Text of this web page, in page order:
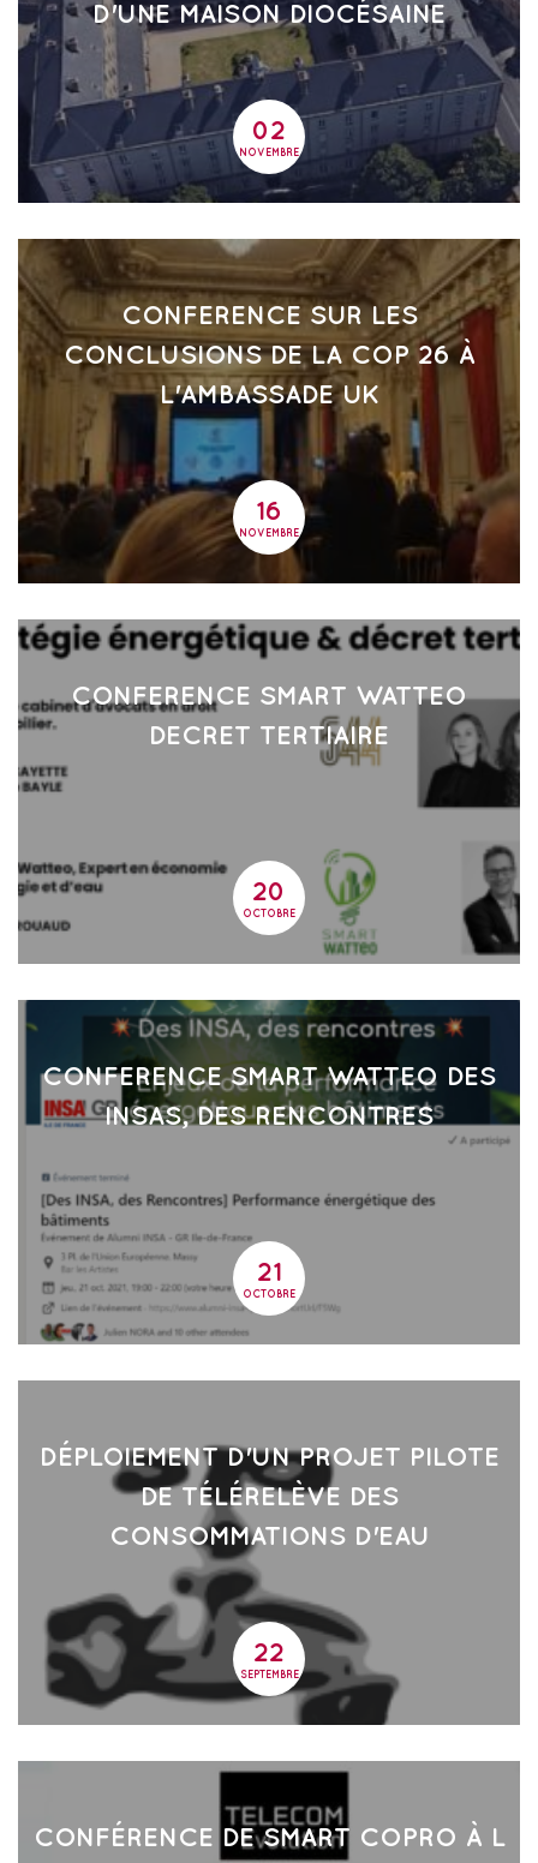
D'UNE MAISON DIOCÉSAINE
02
NOVEMBRE
02
CONFERENCE SUR LES
CONCLUSIONS DE LA COP 26 À
L'AMBASSADE UK
16
NOVEMBRE
16
CONFERENCE SMART WATTEO
DECRET TERTIAIRE
20
OCTOBRE
20
CONFERENCE SMART WATTEO DES
INSAS, DES RENCONTRES
21
OCTOBRE
21
DÉPLOIEMENT D'UN PROJET PILOTE
DE TÉLÉRELÈVE DES
CONSOMMATIONS D'EAU
22
SEPTEMBRE
22
CONFÉRENCE DE SMART COPRO À L